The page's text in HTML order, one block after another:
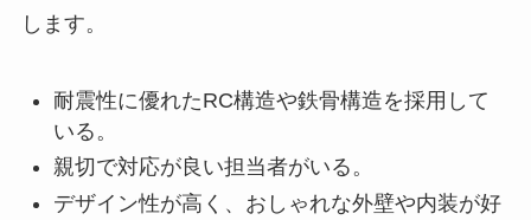
します。
耐震性に優れたRC構造や鉄骨構造を採用して
いる。
親切で対応が良い担当者がいる。
デザイン性が高く、おしゃれな外壁や内装が好